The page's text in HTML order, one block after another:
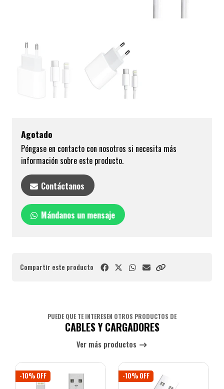
Agotado
Póngase en contacto con nosotros si necesita más
información sobre este producto.
Contáctanos
Mándanos un mensaje
Compartir este producto
PUEDE QUE TE INTERESEN OTROS PRODUCTOS DE
CABLES Y CARGADORES
Ver más productos
-10% OFF -10% OFF